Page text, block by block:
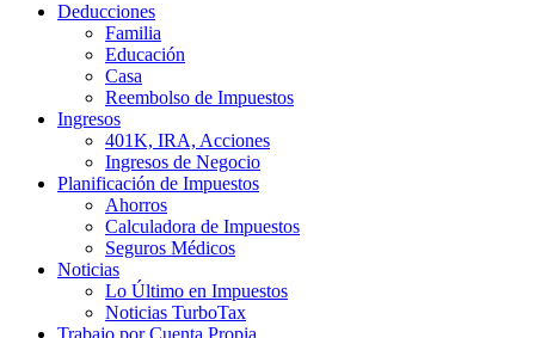
Deducciones
Familia
Educación
Casa
Reembolso de Impuestos
Ingresos
401K, IRA, Acciones
Ingresos de Negocio
Planificación de Impuestos
Ahorros
Calculadora de Impuestos
Seguros Médicos
Noticias
Lo Último en Impuestos
Noticias TurboTax